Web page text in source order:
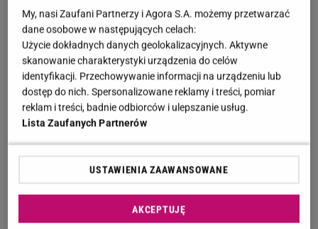
Anna Lewandowskacoraz śmielej pokazuje bliskich
w mediach społecznościowych. Trenerka na
początku ukrywała twarze córek, jednak coraz
częściej można je oglądać na Instagramie. Obecnie
Ania iRobert Lewandowskiładują baterie na
rodzinnychwakacjachw Turcji, gdzie zabrali bliskich.
Na InstaStories "Lewej" można oglądać urocze
kadry. Na jednym z nich znalazł się jej młodszy brat
Piotr Stachurskii jego żona. Anna po raz kolejny
podkreśliła, że Piotr to artystyczna dusza.
My, nasi Zaufani Partnerzy i Agora S.A. możemy przetwarzać
dane osobowe w następujących celach:
Użycie dokładnych danych geolokalizacyjnych. Aktywne
skanowanie charakterystyki urządzenia do celów
identyfikacji. Przechowywanie informacji na urządzeniu lub
dostęp do nich. Spersonalizowane reklamy i treści, pomiar
reklam i treści, badnie odbiorców i ulepszanie usług.
Lista Zaufanych Partnerów
USTAWIENIA ZAAWANSOWANE
AKCEPTUJĘ